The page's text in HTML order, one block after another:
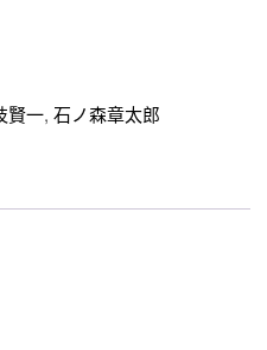
賢一,石ノ森章太郎